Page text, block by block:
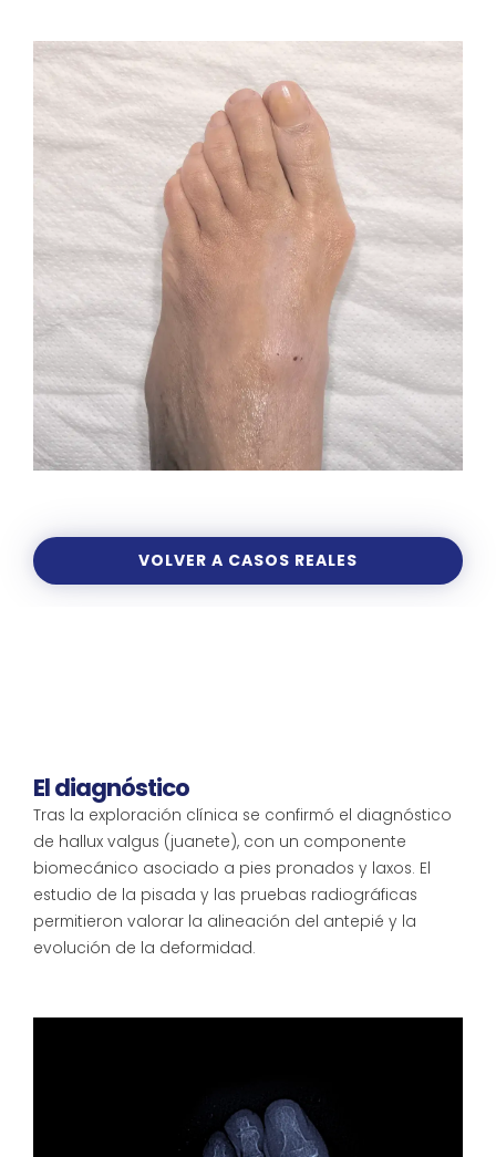
VOLVER A CASOS REALES
El diagnóstico
Tras la exploración clínica se confirmó el diagnóstico
de hallux valgus (juanete), con un componente
biomecánico asociado a pies pronados y laxos. El
estudio de la pisada y las pruebas radiográficas
permitieron valorar la alineación del antepié y la
evolución de la deformidad.